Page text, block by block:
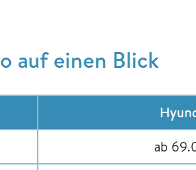
auf einen Blick
ab